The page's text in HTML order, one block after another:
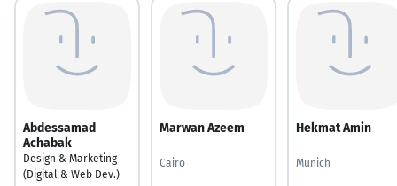
Abdessamad
Achabak
Design & Marketing
(Digital & Web Dev.)
Marwan Azeem
---
Cairo
Hekmat Amin
---
Munich